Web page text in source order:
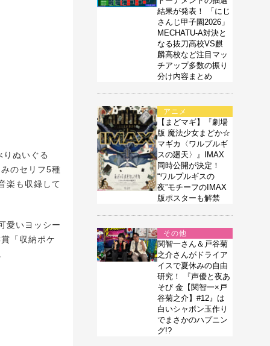
ぬいぐる
のセリフ5種
楽も収録して
愛いヨッシー
「収納ポケ
結果が発表！ 「にじ
さんじ甲子園2026」
MECHATU-A対決と
なる抜刀高校VS麒
麟高校など注目マッ
チアップ多数の振り
分け内容まとめ
アニメ
【まどマギ】『劇場
版 魔法少女まどか☆
マギカ〈ワルプルギ
スの廻天〉』IMAX
同時公開が決定！
“ワルプルギスの
夜”モチーフのIMAX
版ポスターも解禁
その他
関智一さん＆戸谷菊
之介さんがドライア
イスで夏休みの自由
研究！ 『声優と夜あ
そび 金【関智一×戸
谷菊之介】#12』は
白いシャボン玉作り
でまさかのハプニン
グ!?